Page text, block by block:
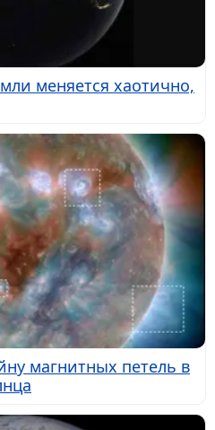
меняется хаотично,
магнитных петель в